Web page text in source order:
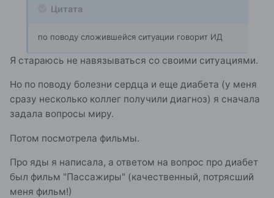
Цитата
по поводу сложившейся ситуации говорит ИД
Я стараюсь не навязываться со своими ситуациями.
Но по поводу болезни сердца и еще диабета (у меня
сразу несколько коллег получили диагноз) я сначала
задала вопросы миру.
Потом посмотрела фильмы.
Про яды я написала, а ответом на вопрос про диабет
был фильм "Пассажиры" (качественный, потрясший
меня фильм!)